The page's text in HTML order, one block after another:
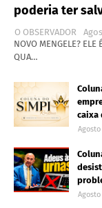
poderia ter
O OBSERVADOR
NOVO MENGELE? ELE
QUA…
caixa
Agosto
Agosto